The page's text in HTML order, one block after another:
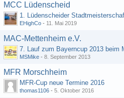
MCC Lüdenscheid
1. Lüdenscheider
EHighCo - 11. Mai 2019
MAC-Mettenheim e.V.
7. Lauf zum Bayerncup 2013 beim
MSMike - 8. September 2013
MFR Morschheim
MFR-Cup neue Termine 2016
thomas1106 - 5. Oktober 2016